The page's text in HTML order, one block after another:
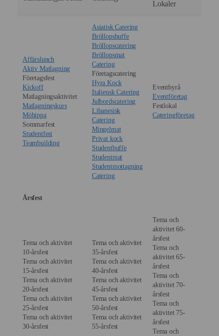
Lokaler
Affärslunch
Aktiv Matlagning
Företagsfest
Kickoff
Matlagningsaktivitet
Matlagningskurs
Möhippa
Sommarfest
Studentfest
Teambuilding
Asiatisk Catering
Bröllopsbuffe
Bröllopscatering
Bröllopsmat
Catering
Företagscatering
Hyra Kock
Italiensk Catering
Julbordscatering
Libanesisk
Catering
Mingelmat
Privat kock
Studentbuffe
Studentmat
Studentmottagning
Catering
Eventbyrå
Eventföretag
Festlokal
Cateringföretag
Årsfest
Tema och aktivitet
10-årsfest
Tema och aktivitet
15-årsfest
Tema och aktivitet
20-årsfest
Tema och aktivitet
25-årsfest
Tema och aktivitet
30-årsfest
Tema och aktivitet
35-årsfest
Tema och aktivitet
40-årsfest
Tema och aktivitet
45-årsfest
Tema och aktivitet
50-årsfest
Tema och aktivitet
55-årsfest
Tema och
aktivitet 60-
årsfest
Tema och
aktivitet 65-
årsfest
Tema och
aktivitet 70-
årsfest
Tema och
aktivitet 75-
årsfest
Tema och